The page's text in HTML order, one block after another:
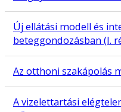
Új ellátási modell és
beteggondozásban (I.
Az otthoni szakápolás
A vizelettartási